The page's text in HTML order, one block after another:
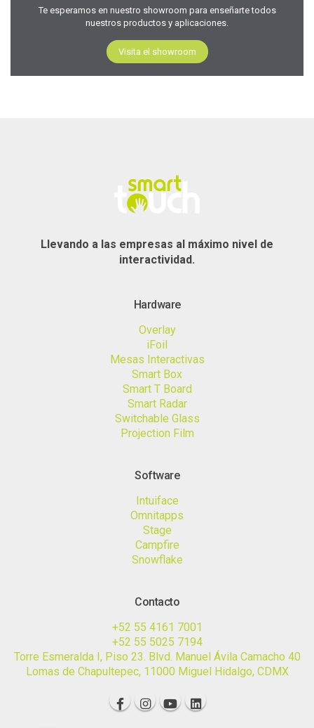
Te esperamos en nuestro showroom para enseñarte todos
nuestros productos y aplicaciones.
Visita el showroom
Llevando a las empresas al máximo nivel de
interactividad.
Hardware
Overlay
iFoil
Mesas Interactivas
Smart Box
Smart T Board
Smart Radar
Switchable Glass
Projection Film
Software
Intuiface
Omnitapps
Stage
Campfire
Snowflake
Contacto
+52 55 4161 7001
+52 55 5025 7194
Torre Esmeralda I, Piso 23. Blvd. Manuel Ávila Camacho 40
Lomas de Chapultepec, 11000 Miguel Hidalgo, CDMX